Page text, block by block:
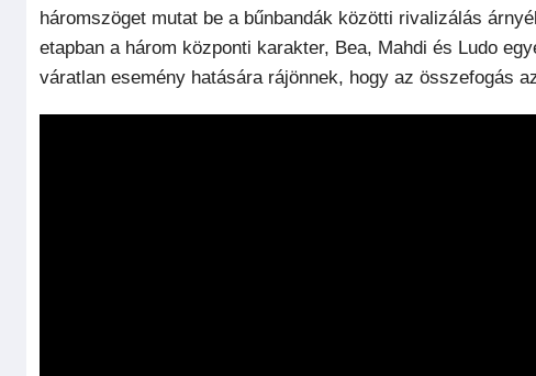
háromszöget mutat be a bűnbandák közötti rivalizálás
etapban a három központi karakter, Bea, Mahdi és Ludo
váratlan esemény hatására rájönnek, hogy az összefogás